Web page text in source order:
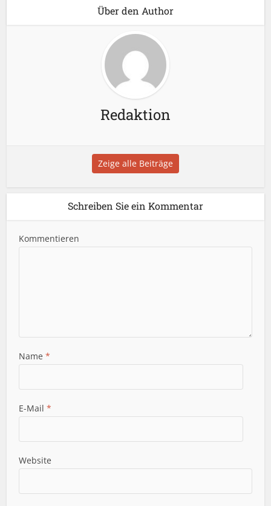
Über den Author
Redaktion
Zeige alle Beiträge
Schreiben Sie ein Kommentar
Kommentieren
Name*
E-Mail*
Website